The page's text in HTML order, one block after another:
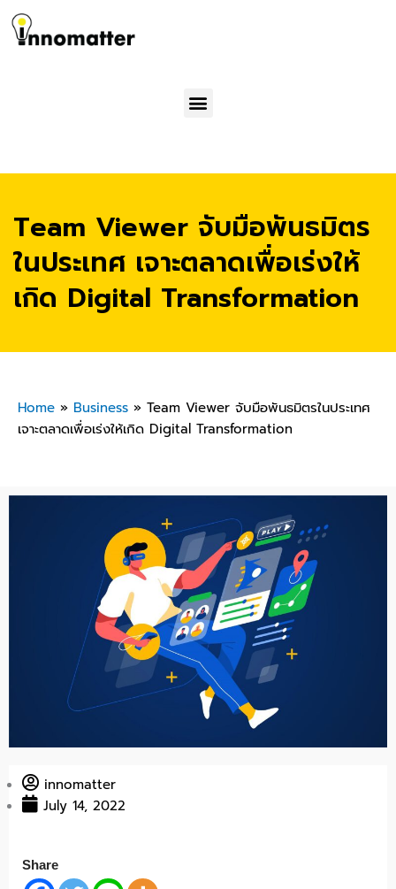
Menu
Team Viewer จับมือพันธมิตร
ในประเทศ เจาะตลาดเพื่อเร่งให้
เกิด Digital Transformation
Home » Business » Team Viewer จับมือพันธมิตรในประเทศ
เจาะตลาดเพื่อเร่งให้เกิด Digital Transformation
innomatter
July 14, 2022
Share